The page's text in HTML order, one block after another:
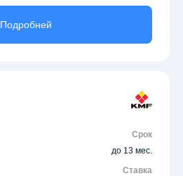
Подробней
Срок
до 13 мес.
Ставка